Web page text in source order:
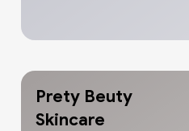
Prety Beuty
Skincare